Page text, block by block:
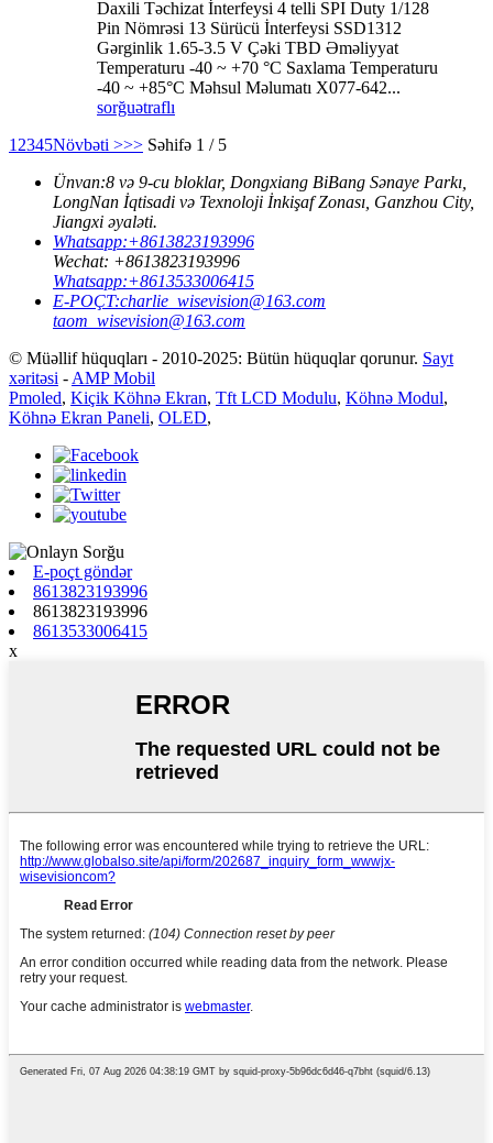
Daxili Təchizat İnterfeysi 4 telli SPI Duty 1/128
Pin Nömrəsi 13 Sürücü İnterfeysi SSD1312
Gərginlik 1.65-3.5 V Çəki TBD Əməliyyat
Temperaturu -40 ~ +70 °C Saxlama Temperaturu
-40 ~ +85°C Məhsul Məlumatı X077-642...
sorğuətraflı
1 2345Növbəti >>> Səhifə 1 / 5
Ünvan:8 və 9-cu bloklar, Dongxiang BiBang Sənaye Parkı,
LongNan İqtisadi və Texnoloji İnkişaf Zonası, Ganzhou City,
Jiangxi əyaləti.
Whatsapp:+8613823193996
Wechat: +8613823193996
Whatsapp:+8613533006415
E-POÇT:charlie_wisevision@163.com
taom_wisevision@163.com
© Müəllif hüquqları - 2010-2025: Bütün hüquqlar qorunur. Sayt
xəritəsi - AMP Mobil
Pmoled, Kiçik Köhnə Ekran, Tft LCD Modulu, Köhnə Modul,
Köhnə Ekran Paneli, OLED,
E-poçt göndər
8613823193996
8613823193996
8613533006415
x